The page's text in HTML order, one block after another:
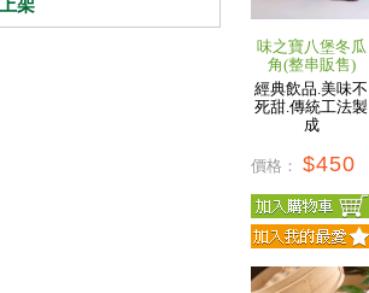
架
味之寶八堡冬瓜
角(整串販售)
經典飲品.美味不
死甜.傳統工法製
成
價格： $450